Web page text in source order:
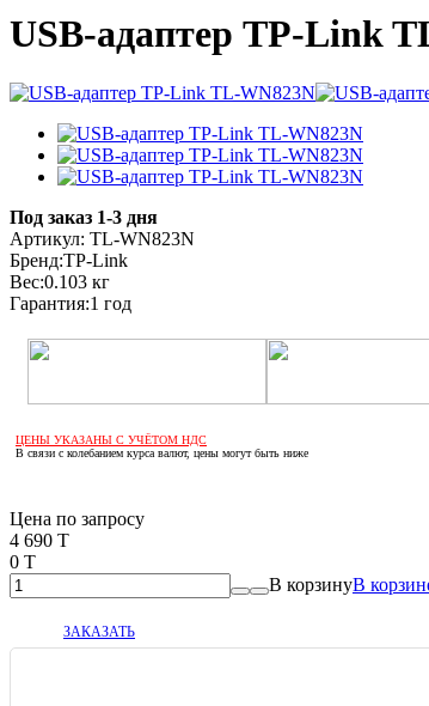
USB-адаптер TP-Link
Под заказ 1-3 дня
Артикул: TL-WN823N
Бренд:TP-Link
Вес:0.103 кг
Гарантия:1 год
ЦЕНЫ УКАЗАНЫ С УЧЁТОМ НДС
В связи с колебанием курса валют, цены могут быть ниже
Цена по запросу
4 690 T
0 T
В корзинуВ
ЗАКАЗАТЬ